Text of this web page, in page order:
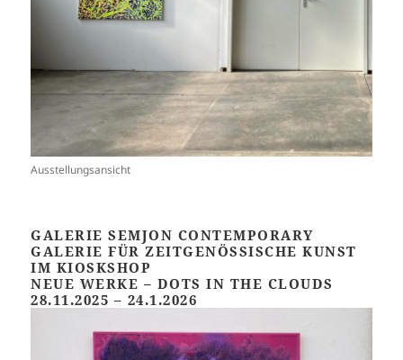
Ausstellungsansicht
GALERIE SEMJON CONTEMPORARY
GALERIE FÜR ZEITGENÖSSISCHE KUNST
IM KIOSKSHOP
NEUE WERKE – DOTS IN THE CLOUDS
28.11.2025 – 24.1.2026